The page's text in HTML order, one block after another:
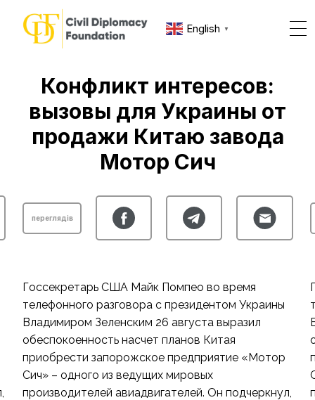
English ▼
Конфликт интересов:
вызовы для Украины от
продажи Китаю завода
Мотор Сич
переглядів
Госсекретарь США Майк Помпео во время
телефонного разговора с президентом Украины
Владимиром Зеленским 26 августа выразил
обеспокоенность насчет планов Китая
приобрести запорожское предприятие «Мотор
Сич» – одного из ведущих мировых
производителей авиадвигателей. Он подчеркнул,